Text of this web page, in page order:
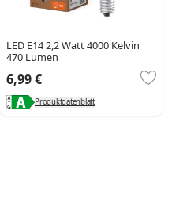
LED E14 2,2 Watt 4000 Kelvin
470 Lumen
6,99 €
Produktdatenblatt